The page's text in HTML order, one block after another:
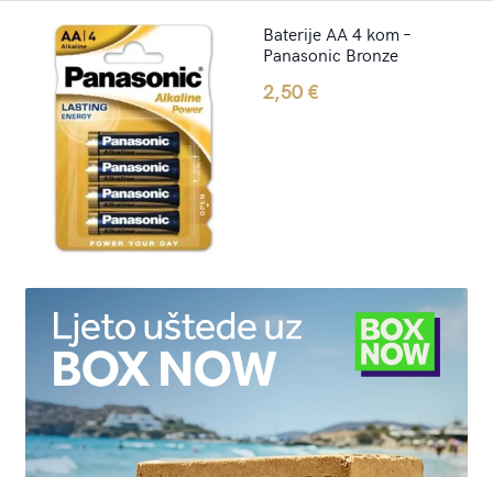
Baterije AA 4 kom –
Panasonic Bronze
2,50€